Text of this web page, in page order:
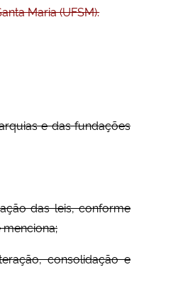
Maria (UFSM).
e das fundações
das leis, conforme
consolidação e